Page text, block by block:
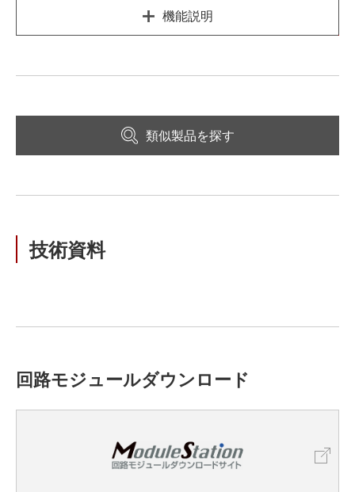
機能説明
類似製品を探す
技術資料
回路モジュールダウンロード